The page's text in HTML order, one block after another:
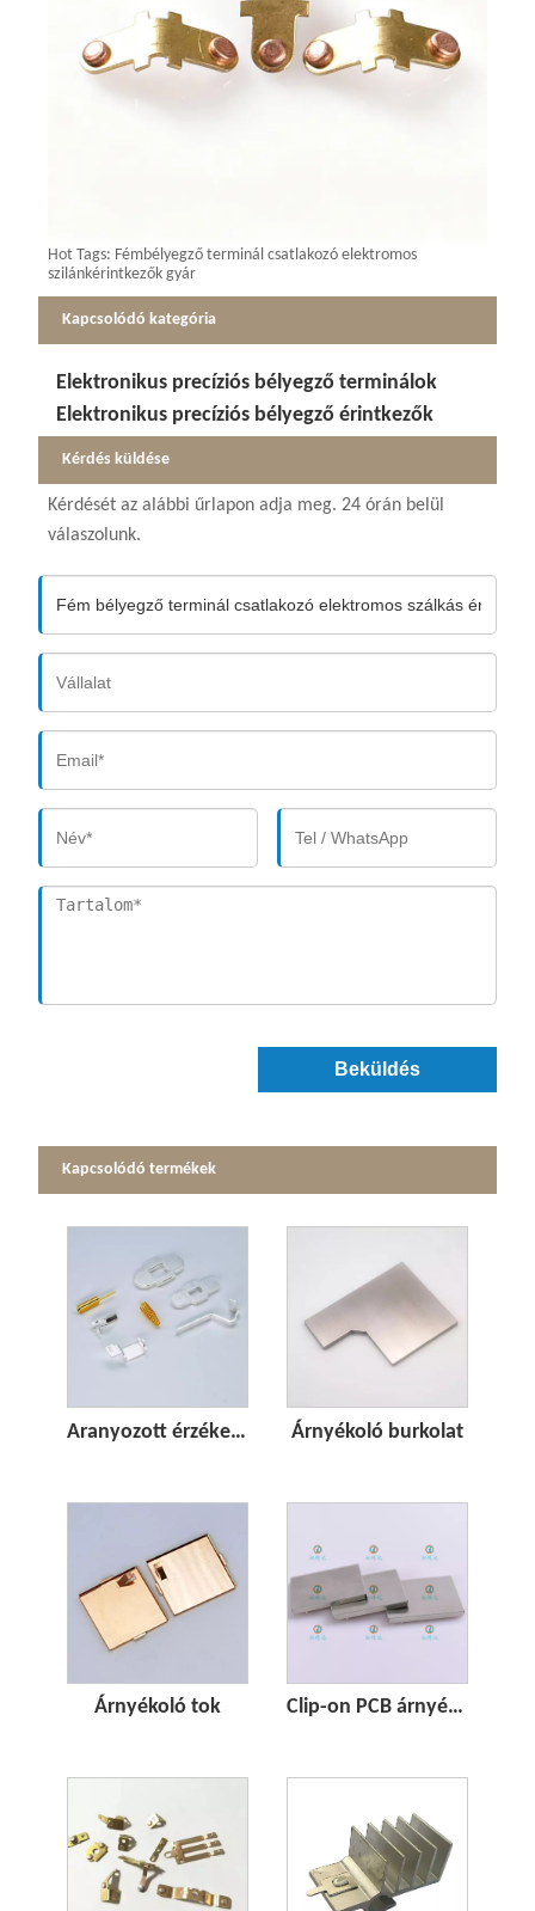
Hot Tags: Fémbélyegző terminál csatlakozó elektromos
szilánkérintkezők gyár
Kapcsolódó kategória
Elektronikus precíziós bélyegző terminálok
Elektronikus precíziós bélyegző érintkezők
Kérdés küldése
Kérdését az alábbi űrlapon adja meg. 24 órán belül
válaszolunk.
Beküldés
Kapcsolódó termékek
Aranyozott érzékelő rugó Árnyékoló burkolat
Árnyékoló tok Clip-on PCB árnyékoló dobozok fedéllel